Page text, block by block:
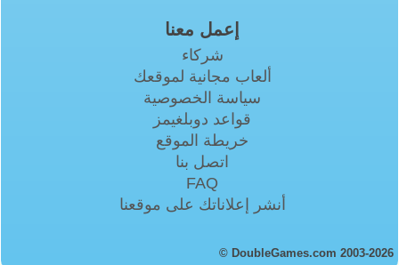
إعمل معنا
شركاء
ألعاب مجانية لموقعك
سياسة الخصوصية
قواعد دوبلغيمز
خريطة الموقع
اتصل بنا
FAQ
أنشر إعلاناتك على موقعنا
© DoubleGames.com 2003-2026